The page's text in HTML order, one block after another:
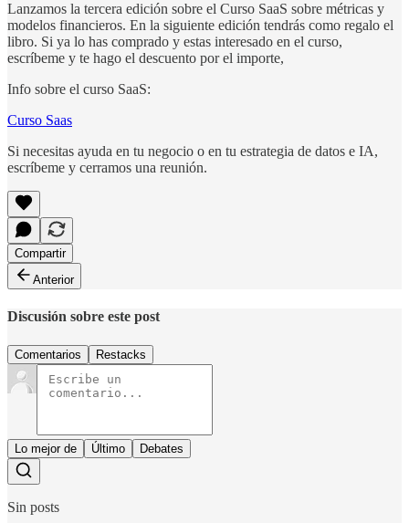
Lanzamos la tercera edición sobre el Curso SaaS sobre métricas y
modelos financieros. En la siguiente edición tendrás como regalo el
libro. Si ya lo has comprado y estas interesado en el curso,
escríbeme y te hago el descuento por el importe,
Info sobre el curso SaaS:
Curso Saas
Si necesitas ayuda en tu negocio o en tu estrategia de datos e IA,
escríbeme y cerramos una reunión.
Compartir
Anterior
Discusión sobre este post
Comentarios Restacks
Lo mejor de Último Debates
Sin posts